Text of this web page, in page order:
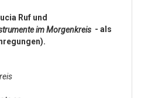
Ruf und
im Morgenkreis - als